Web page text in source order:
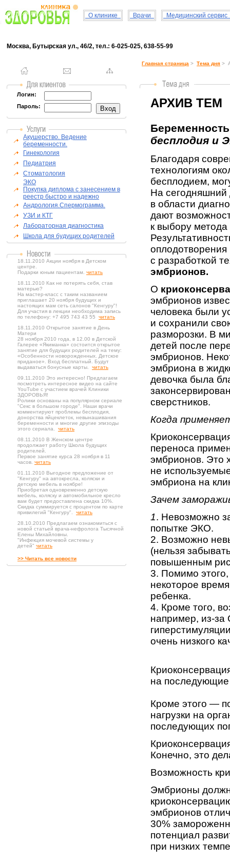
О клинике Врачи Медицинский сервис
Москва, Бутырская ул., 46/2, тел.: 6-025-025, 638-55-99
Логин:
Пароль:
Акушерство. Ведение
беременности.
Гинекология
Педиатрия
Стоматология
ЭКО
Покупка диплома с занесением в
реестр быстро и надежно
Андрология.Спермограмма.
УЗИ и КТГ
Лабораторная диагностика
Школа для будущих родителей
18.11.2010 Акции ноября в Детском
центре.
Подарки юным пациентам. читать
18.11.2010 Как не потерять себя, став
матерью?
На мастер-класс с таким названием
приглашает 20 ноября будущих и
настоящих мам сеть салонов "Кенгуру"!
Для участия в лекции необходима запись
по телефону: +7 495 743 43 55 читать
18.11.2010 Открытое занятие в День
Матери
28 ноября 2010 года, в 12.00 в Детской
Галерее «Якиманка» состоится открытое
занятие для будущих родителей на тему:
«Особенности новорожденных. Детское
приданое». Вход бесплатный. Будут
выдаваться бонусные карты. читать
09.11.2010 Это интересно! Предлагаем
посмотреть интересное видео на сайте
YouTube с участием врачей Клиники
ЗДОРОВЬЯ!
Ролики основаны на популярном сериале
"Секс в большом городе". Наши врачи
комментируют проблемы бесплодия,
донорства яйцеклеток, невынашивания
беременности и многие другие эпизоды
этого сериала. читать
08.11.2010 В Женском центре
продолжает работу Школа будущих
родителей.
Первое занятие курса 28 ноября в 11
часов. читать
01.11.2010 Выгодное предложение от
"Кенгуру" на автокресла, коляски и
детскую мебель в ноябре!
Приобретая одновременно детскую
мебель, коляску и автомобильное кресло
вам будет предоставлена скидка 10%.
Скидка суммируется с процентом по карте
привилегий "Кенгуру". читать
28.10.2010 Предлагаем ознакомиться с
новой статьей врача-нефролога Тысячной
Елены Михайловны.
"Инфекция мочевой системы у
детей" читать
>> Читать все новости
Главная страница > Тема дня >
АРХИВ ТЕМ
бесплодия и
Благодаря
технологиям
бесплодием,
На
в области
дают
к выбору метода
с разработкой
эмбрионов.
О
эмбрионов
человека были
и сохранили
разморозки. В
детей после
эмбрионов.
эмбриона в
девочка была
сверстников.
Когда
переноса
эмбрионов. Это
не
эмбриона на
Зачем
1. Невозможно
попытке ЭКО.
2. Возможно
(нельзя
повышенным
3. Помимо этого,
некоторое
ребенка.
4. Кроме того,
например, из-
очень низкого
на последующие
Кроме этого —
нагрузки на
последующих
Конечно, это
Возможность
Эмбрионы
эмбрионов
30%
потенциал
при низких